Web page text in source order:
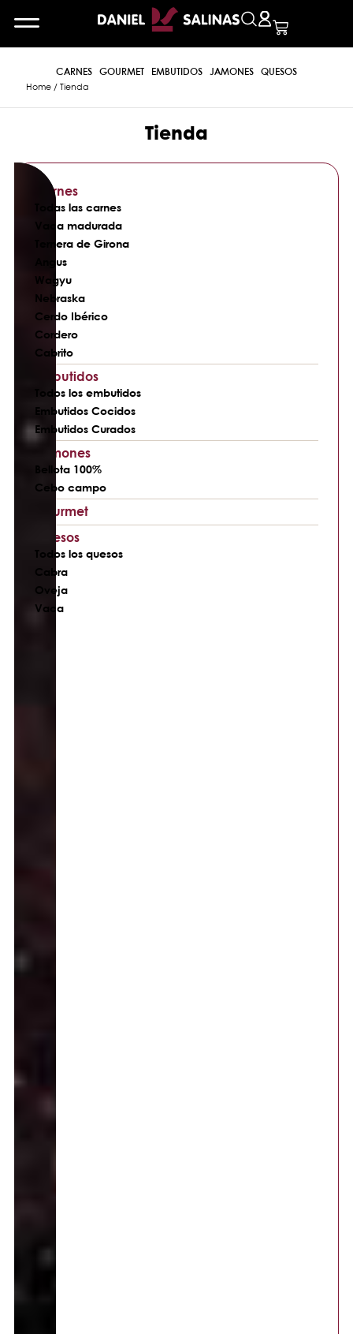
CARNES GOURMET EMBUTIDOS JAMONES QUESOS
Home/ Tienda
Tienda
Carnes
Todas las carnes
Vaca madurada
Ternera de Girona
Angus
Wagyu
Nebraska
Cerdo Ibérico
Cordero
Cabrito
Embutidos
Todos los embutidos
Embutidos Cocidos
Embutidos Curados
Jamones
Bellota 100%
Cebo campo
Gourmet
Quesos
Todos los quesos
Cabra
Oveja
Vaca